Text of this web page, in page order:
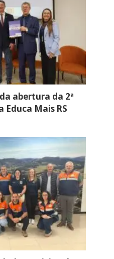
abertura da 2ª
Mais RS